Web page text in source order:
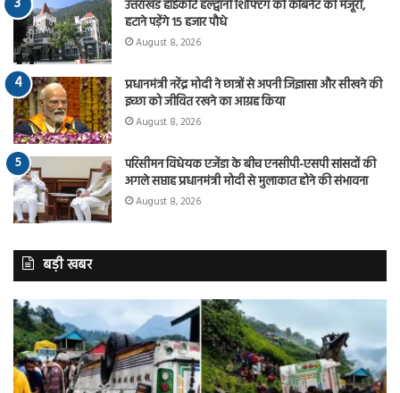
उत्तराखंड हाईकोर्ट हल्द्वानी शिफ्टिंग को कैबिनेट की मंजूरी,
हटाने पड़ेंगे 15 हजार पौधे
August 8, 2026
प्रधानमंत्री नरेंद्र मोदी ने छात्रों से अपनी जिज्ञासा और सीखने की
इच्छा को जीवित रखने का आग्रह किया
August 8, 2026
परिसीमन विधेयक एजेंडा के बीच एनसीपी-एसपी सांसदों की
अगले सप्ताह प्रधानमंत्री मोदी से मुलाकात होने की संभावना
August 8, 2026
बड़ी खबर